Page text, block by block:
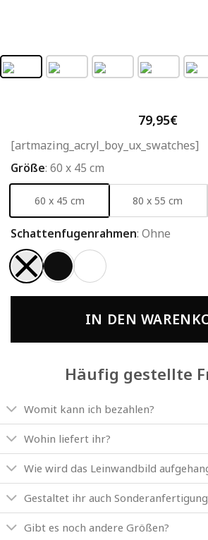
79,95€
[artmazing_acryl_boy_ux_swatches]
Größe: 60 x 45 cm
60 x 45 cm 80 x 55 cm
Schattenfugenrahmen: Ohne
IN DEN
Häufig gestellte
Womit kann ich bezahlen?
Wohin liefert ihr?
Wie wird das Leinwandbild
Gestaltet ihr auch
Gibt es noch andere Größen?